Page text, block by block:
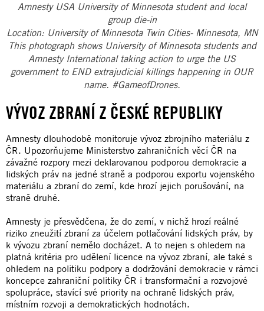
Amnesty USA University of Minnesota student and local
group die-in
Location: University of Minnesota Twin Cities- Minnesota, MN
This photograph shows University of Minnesota students and
Amnesty International taking action to urge the US
government to END extrajudicial killings happening in OUR
name. #GameofDrones.
VÝVOZ ZBRANÍ Z ČESKÉ REPUBLIKY
Amnesty dlouhodobě monitoruje vývoz zbrojního materiálu z
ČR. Upozorňujeme Ministerstvo zahraničních věcí ČR na
závažné rozpory mezi deklarovanou podporou demokracie a
lidských práv na jedné straně a podporou exportu vojenského
materiálu a zbraní do zemí, kde hrozí jejich porušování, na
straně druhé.
Amnesty je přesvědčena, že do zemí, v nichž hrozí reálné
riziko zneužití zbraní za účelem potlačování lidských práv, by
k vývozu zbraní nemělo docházet. A to nejen s ohledem na
platná kritéria pro udělení licence na vývoz zbraní, ale také s
ohledem na politiku podpory a dodržování demokracie v rámci
koncepce zahraniční politiky ČR i transformační a rozvojové
spolupráce, stavící své priority na ochraně lidských práv,
místním rozvoji a demokratických hodnotách.